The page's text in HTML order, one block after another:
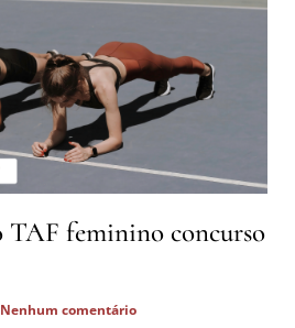
TAF feminino concurso
Nenhum comentário